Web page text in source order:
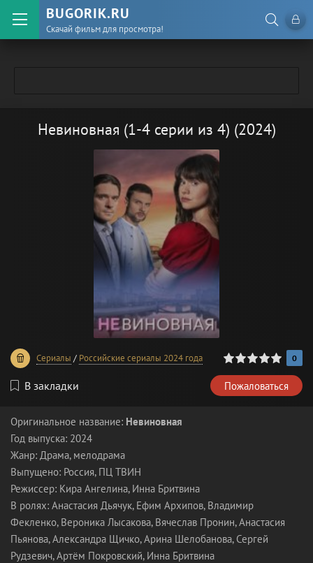
BUGORIK.RU
Скачай фильм для просмотра!
Невиновная (1-4 серии из 4) (2024)
Сериалы / Российские сериалы 2024 года
0 1 2 3 4 5 0
В закладки Пожаловаться
Оригинальное название: Невиновная
Год выпуска: 2024
Жанр: Драма, мелодрама
Выпущено: Россия, ПЦ ТВИН
Режиссер: Кира Ангелина, Инна Бритвина
В ролях: Анастасия Дьячук, Ефим Архипов, Владимир
Фекленко, Вероника Лысакова, Вячеслав Пронин, Анастасия
Пьянова, Александра Щичко, Арина Шелобанова, Сергей
Рудзевич, Артём Покровский, Инна Бритвина